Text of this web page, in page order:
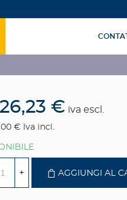
€ iva escl.
€ Iva incl.
+ AGGIUNGI AL